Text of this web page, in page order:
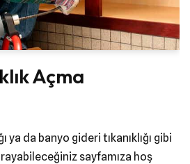
Açma
ya da banyo gideri tıkanıklığı gibi
sayfamıza hoş